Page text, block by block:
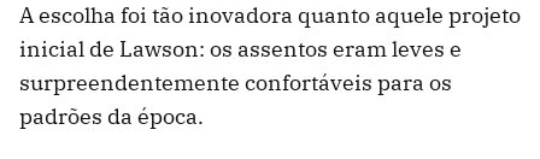
A escolha foi tão inovadora quanto aquele projeto
inicial de Lawson: os assentos eram leves e
surpreendentemente confortáveis ​​para os
padrões da época.